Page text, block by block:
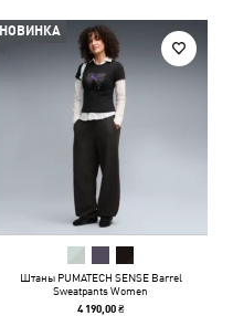
НОВИНКА
Штаны PUMATECH SENSE Barrel
Sweatpants Women
4 190,00 ₴